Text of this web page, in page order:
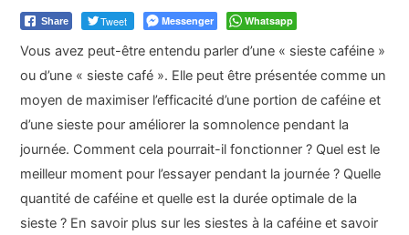
Share Tweet Messenger Whatsapp
Vous avez peut-être entendu parler d’une « sieste caféine »
ou d’une « sieste café ». Elle peut être présentée comme un
moyen de maximiser l’efficacité d’une portion de caféine et
d’une sieste pour améliorer la somnolence pendant la
journée. Comment cela pourrait-il fonctionner ? Quel est le
meilleur moment pour l’essayer pendant la journée ? Quelle
quantité de caféine et quelle est la durée optimale de la
sieste ? En savoir plus sur les siestes à la caféine et savoir